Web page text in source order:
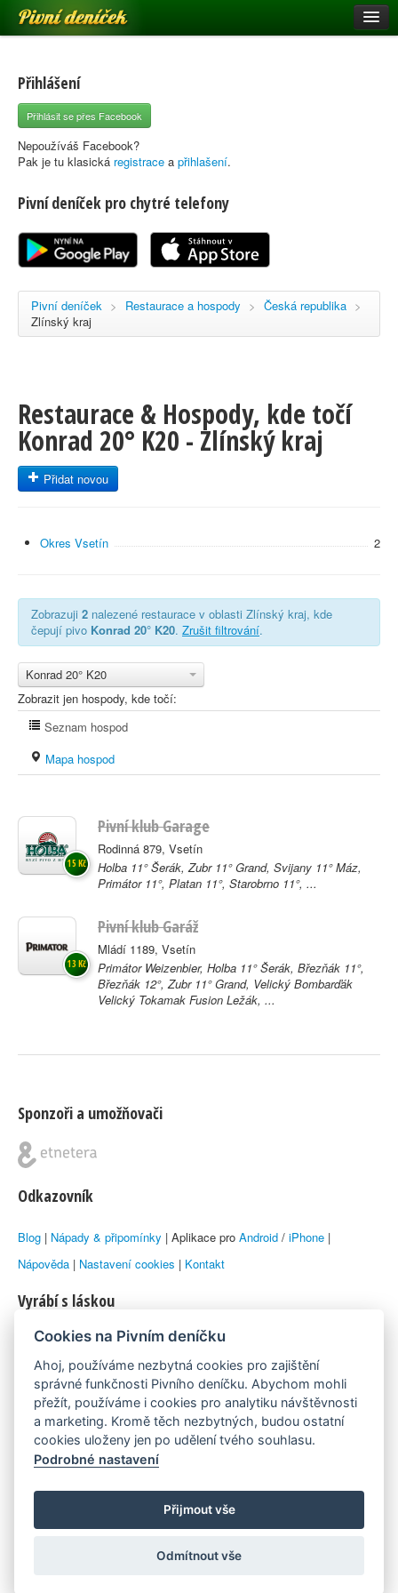
Pivní deníček
Pivní mapa
Pivní značky
Nápověda
Registrace
Přihlášení
Přihlásit se přes Facebook
Nepoužíváš Facebook?
Pak je tu klasická registrace a přihlašení.
Pivní deníček pro chytré telefony
Pivní deníček > Restaurace a hospody > Česká republika >
Zlínský kraj
Restaurace & Hospody, kde točí
Konrad 20° K20 - Zlínský kraj
Přidat novou
Okres Vsetín 2
Zobrazuji 2 nalezené restaurace v oblasti Zlínský kraj, kde
čepují pivo Konrad 20° K20. Zrušit filtrování.
Konrad 20° K20
Zobrazit jen hospody, kde točí:
Seznam hospod
Mapa hospod
Pivní klub Garage
Rodinná 879, Vsetín
Holba 11° Šerák, Zubr 11° Grand, Svijany 11° Máz,
Primátor 11°, Platan 11°, Starobrno 11°, ...
15 Kč
Pivní klub Garáž
Mládí 1189, Vsetín
Primátor Weizenbier, Holba 11° Šerák, Březňák 11°,
Březňák 12°, Zubr 11° Grand, Velický Bombarďák
Velický Tokamak Fusion Ležák, ...
13 Kč
Sponzoři a umožňovači
Odkazovník
Blog | Nápady & připomínky | Aplikace pro Android / iPhone |
Nápověda | Nastavení cookies | Kontakt
Vyrábí s láskou
© 2010–2026 byLukáš Zemanaka Emka
Máme rádi
Pivní.info
Poznámka pod čarou
Pivní deníček je nezávislý zdroj, který není spjat s žádným
konkrétním pivovarem ani restaurací. Názory uživatelů nemusí nutně
reprezentovat názory tvůrců Deníčku.
Cookies na Pivním deníčku
Ahoj, používáme nezbytná cookies pro zajištění
správné funkčnosti Pivního deníčku. Abychom mohli
přežít, používáme i cookies pro analytiku návštěvnosti
a marketing. Kromě těch nezbytných, budou ostatní
cookies uloženy jen po udělení tvého souhlasu.
Podrobné nastavení
Přijmout vše
Odmítnout vše